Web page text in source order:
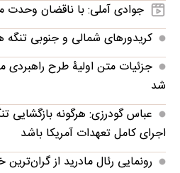
جوادی آملی: با ناقضان وحدت
کریدورهای شمالی و جنوبی
جزئیات متن اولیۀ طرح راهبردی
شد
عباس گودرزی: هرگونه بازگشایی
اجرای کامل تعهدات آمریکا باشد
رونمایی رئال مادرید از